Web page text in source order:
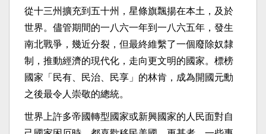
從十三州擴充到五十州，星條旗飄揚在本土，及於
世界。儘管期間的一八六一年到一八六五年，發生
南北戰爭，幾近分裂，但最終維繫了一個廢除奴隸
制，推動經濟的現代化，走向更文明的國家。標榜
國家「民有、民治、民享」的林肯，成為開國元勳
之後最令人崇敬的總統。
世界上許多帝國轉型國家或新興國家的人民面對自